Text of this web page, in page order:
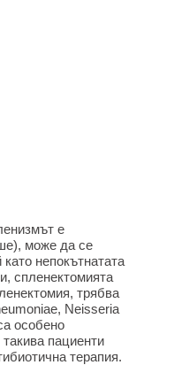
е
може да се
непокътнатата
спленектомията
трябва
Neisseria
особено
пациенти
терапия.